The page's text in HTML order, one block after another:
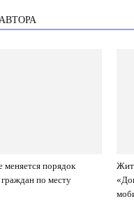
меняется порядок
по месту